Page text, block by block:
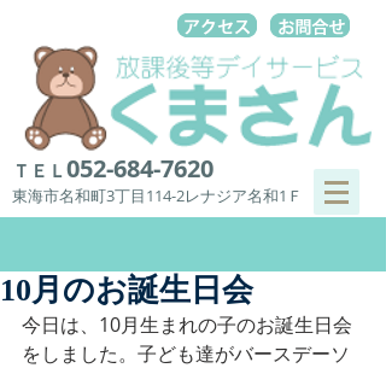
ＴＥＬ052-684-7620
東海市名和町3丁目114-2レナジア名和1Ｆ
10月のお誕生日会
今日は、10月生まれの子のお誕生日会
をしました。子ども達がバースデーソ